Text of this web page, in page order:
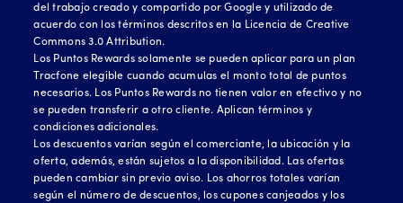
del trabajo creado y compartido por Google y utilizado de
acuerdo con los términos descritos en la Licencia de Creative
Commons 3.0 Attribution.
Los Puntos Rewards solamente se pueden aplicar para un plan
Tracfone elegible cuando acumulas el monto total de puntos
necesarios. Los Puntos Rewards no tienen valor en efectivo y no
se pueden transferir a otro cliente. Aplican términos y
condiciones adicionales.
Los descuentos varían según el comerciante, la ubicación y la
oferta, además, están sujetos a la disponibilidad. Las ofertas
pueden cambiar sin previo aviso. Los ahorros totales varían
según el número de descuentos, los cupones canjeados y los